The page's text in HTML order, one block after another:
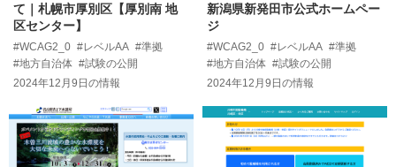
て｜札幌市厚別区【厚別南 地
区センター】
#WCAG2_0 #レベルAA #準拠
#地方自治体 #試験の公開
2024年12月9日の情報
新潟県新発田市公式ホームペー
ジ
#WCAG2_0 #レベルAA #準拠
#地方自治体 #試験の公開
2024年12月9日の情報